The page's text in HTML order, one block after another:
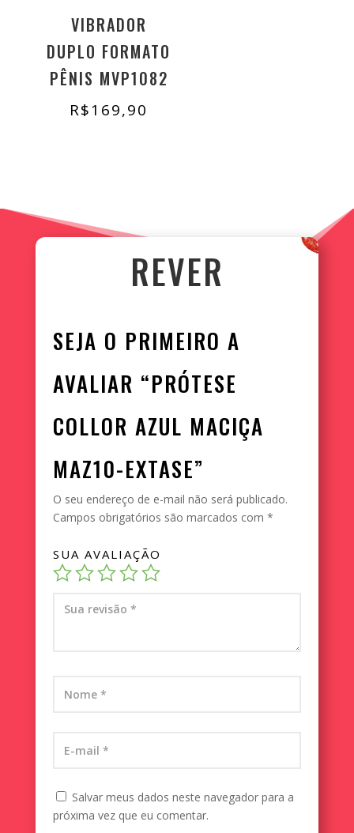
VIBRADOR
DUPLO FORMATO
PÊNIS MVP1082
R$169,90
REVER
SEJA O PRIMEIRO A
AVALIAR “PRÓTESE
COLLOR AZUL MACIÇA
MAZ10-EXTASE”
O seu endereço de e-mail não será publicado.
Campos obrigatórios são marcados com*
SUA AVALIAÇÃO
Salvar meus dados neste navegador para a
próxima vez que eu comentar.